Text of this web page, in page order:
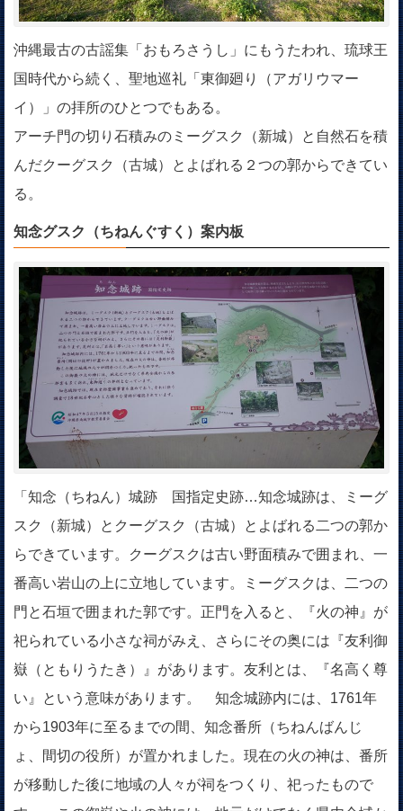
沖縄最古の古謡集「おもろさうし」にもうたわれ、琉球王
国時代から続く、聖地巡礼「東御廻り（アガリウマー
イ）」の拝所のひとつでもある。
アーチ門の切り石積みのミーグスク（新城）と自然石を積
んだクーグスク（古城）とよばれる２つの郭からできてい
る。
知念グスク（ちねんぐすく）案内板
「知念（ちねん）城跡 国指定史跡…知念城跡は、ミーグ
スク（新城）とクーグスク（古城）とよばれる二つの郭か
らできています。クーグスクは古い野面積みで囲まれ、一
番高い岩山の上に立地しています。ミーグスクは、二つの
門と石垣で囲まれた郭です。正門を入ると、『火の神』が
祀られている小さな祠がみえ、さらにその奥には『友利御
嶽（ともりうたき）』があります。友利とは、『名高く尊
い』という意味があります。 知念城跡内には、1761年
から1903年に至るまでの間、知念番所（ちねんばんじ
ょ、間切の役所）が置かれました。現在の火の神は、番所
が移動した後に地域の人々が祠をつくり、祀ったもので